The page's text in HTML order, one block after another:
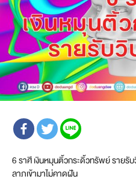
6 ราศี เงินหมุนติ้วกระดิ้วทรัพย์ รายรั
ลาภเข้ามาไม่คาดฝัน